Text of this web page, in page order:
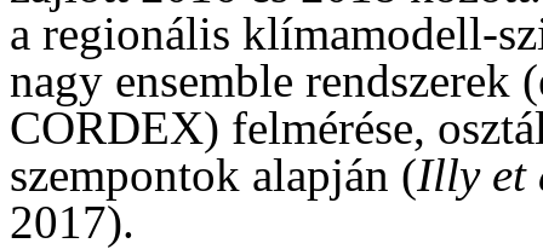
a regionális klímamodell-
nagy ensemble rendszerek
CORDEX) felmérése,
szempontok alapján (Illy et
2017).